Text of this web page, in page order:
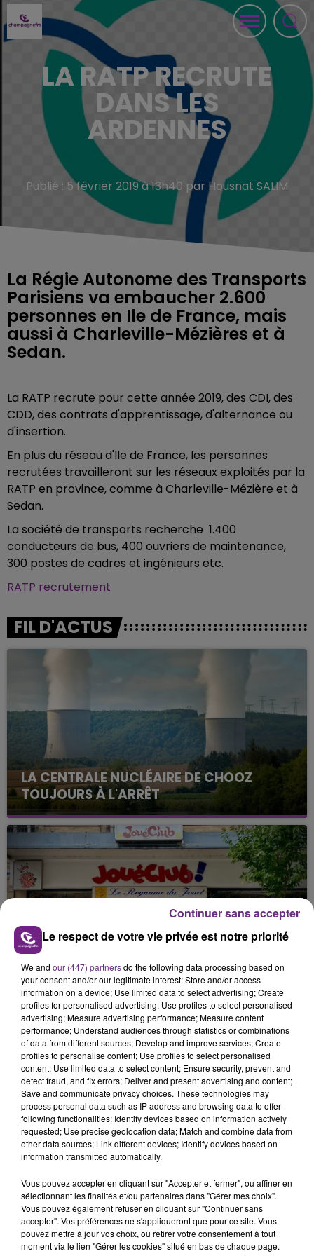
LA RATP RECRUTE
DANS LES
ARDENNES
Publié : 5 février 2019 à 13h40 par Housnat SALIM
La Régie Autonome des Transports
Parisiens va embaucher 2.600
personnes en Ile de France, mais
aussi à Charleville-Mézières et à
Sedan.
La RATP recrute pour cette année 2019, des CDI, des
CDD, des contrats d'apprentissage, d'alternance ou
d'insertion.
En plus du réseau d'Ile de France, les personnes
recrutées travailleront sur les réseaux exploités par la
RATP en province, comme à Charleville-Mézière et à
Sedan.
La société de transports recherche 1.400
conducteurs de bus, 400 ouvriers de maintenance,
300 postes de cadres et ingénieurs etc.
RATP recrutement
FIL D'ACTUS
LA CENTRALE NUCLÉAIRE DE CHOOZ
TOUJOURS À L'ARRÊT
Cela fait déjà une semaine que la centrale
nucléaire ardennaise est à l'arrêt. Une situation
justifiée par la sécheresse intense qui est toujours
présente.
LE MAGASIN JOUÉCLUB DE REIMS FERME
SES PORTES
C'était l'une des institutions du centre-ville
rémois. Le magasin JouéClub est contraint de
fermer ses portes.
TITRES DIFFUSÉS
1h01
1h01
ALEX WARREN
Fever Dream
0h57
0h57
TOVE LO & STROMAE
Des Fleurs
Le respect de votre vie privée est notre priorité
We and our (447) partnersdo the following data processing based on
your consent and/or our legitimate interest: Store and/or access
information on a device; Use limited data to select advertising; Create
profiles for personalised advertising; Use profiles to select personalised
advertising; Measure advertising performance; Measure content
performance; Understand audiences through statistics or combinations
of data from different sources; Develop and improve services; Create
profiles to personalise content; Use profiles to select personalised
content; Use limited data to select content; Ensure security, prevent and
detect fraud, and fix errors; Deliver and present advertising and content;
Save and communicate privacy choices. These technologies may
process personal data such as IP address and browsing data to offer
following functionalities: Identify devices based on information actively
requested; Use precise geolocation data; Match and combine data from
other data sources; Link different devices; Identify devices based on
information transmitted automatically.
Vous pouvez accepter en cliquant sur "Accepter et fermer", ou affiner en
sélectionnant les finalités et/ou partenaires dans "Gérer mes choix".
Vous pouvez également refuser en cliquant sur "Continuer sans
accepter". Vos préférences ne s'appliqueront que pour ce site. Vous
pouvez mettre à jour vos choix, ou retirer votre consentement à tout
moment via le lien "Gérer les cookies" situé en bas de chaque page.
Continuer sans accepter